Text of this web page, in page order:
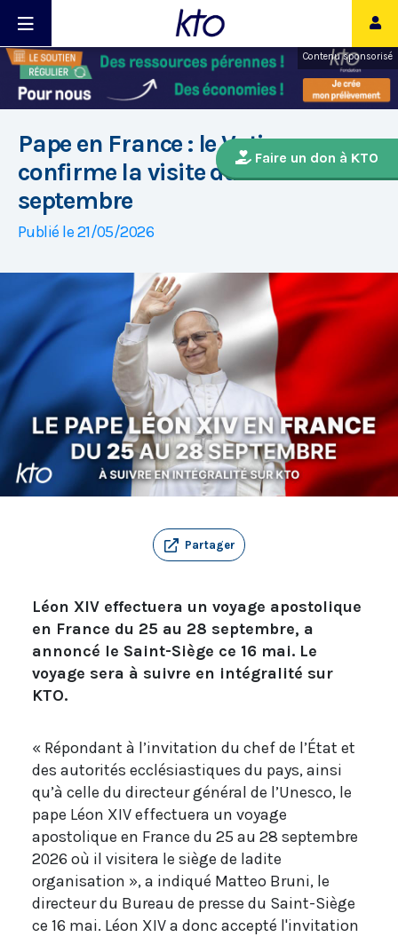
Contenu sponsorisé
Faire un don à KTO
Pape en France : le Vatican
confirme la visite du 25 au 28
septembre
Publié le 21/05/2026
Partager
Léon XIV effectuera un voyage apostolique
en France du 25 au 28 septembre, a
annoncé le Saint-Siège ce 16 mai. Le
voyage sera à suivre en intégralité sur
KTO.
« Répondant à l’invitation du chef de l’État et
des autorités ecclésiastiques du pays, ainsi
qu’à celle du directeur général de l’Unesco, le
pape Léon XIV effectuera un voyage
apostolique en France du 25 au 28 septembre
2026 où il visitera le siège de ladite
organisation », a indiqué Matteo Bruni, le
directeur du Bureau de presse du Saint-Siège
ce 16 mai. Léon XIV a donc accepté l'invitation